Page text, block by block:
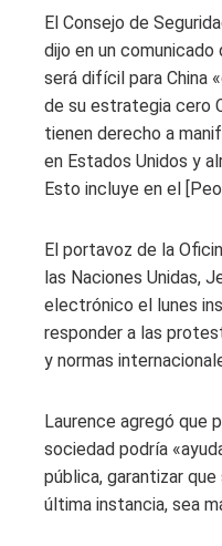
El Consejo de
dijo en un
será difícil para China
de su estrategia cero
tienen derecho a
en Estados Unidos y
Esto incluye en el
El portavoz de la
las Naciones Unidas,
electrónico el lunes
responder a las
y normas
Laurence agregó que
sociedad podría
pública, garantizar
última instancia, sea